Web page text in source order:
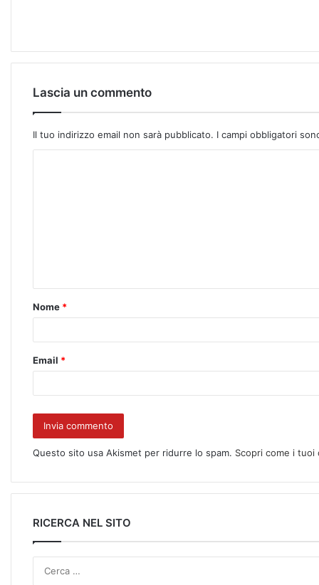
Lascia un commento
Il tuo indirizzo email non sarà pubblicato. I campi obbligatori
Nome *
Email *
Questo sito usa Akismet per ridurre lo spam. Scopri come i
RICERCA NEL SITO